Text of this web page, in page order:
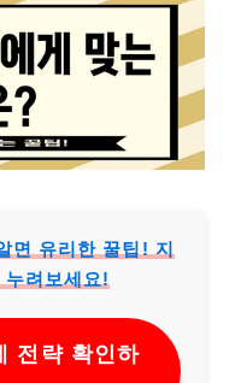
면 유리한 꿀팁! 지
려보세요!
전략 확인하